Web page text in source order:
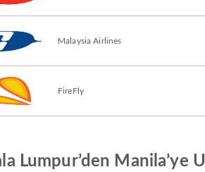
Malaysia Airlines
FireFly
Lumpur’den Manila’ye